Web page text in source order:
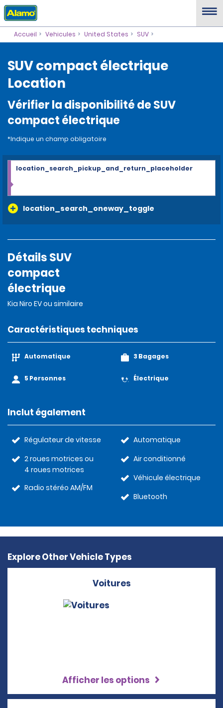
Accueil Vehicules United States SUV
SUV compact électrique
Location
Vérifier la disponibilité de SUV
compact électrique
*Indique un champ obligatoire
location_search_oneway_toggle
location_search_pickup_and_return_placeholder
Détails SUV
compact
électrique
Kia Niro EV ou similaire
Caractéristiques techniques
Automatique
5 Personnes
3 Bagages
Électrique
Inclut également
Régulateur de vitesse
2 roues motrices ou
4 roues motrices
Radio stéréo AM/FM
Automatique
Air conditionné
Véhicule électrique
Bluetooth
Explore Other Vehicle Types
Voitures
Afficher les options